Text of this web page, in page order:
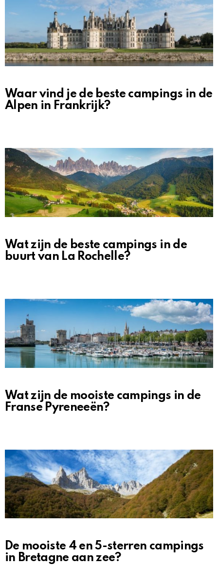
Waar vind je de beste campings in de
Alpen in Frankrijk?
Wat zijn de beste campings in de
buurt van La Rochelle?
Wat zijn de mooiste campings in de
Franse Pyreneeën?
De mooiste 4 en 5-sterren campings
in Bretagne aan zee?